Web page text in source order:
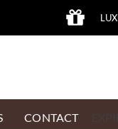
CONTACT